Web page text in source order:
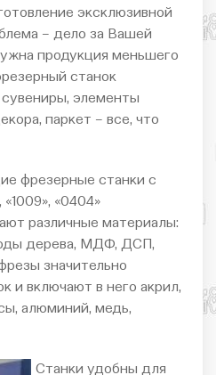
эксклюзивной
– дело за Вашей
продукция меньшего
станок
элементы
паркет – все, что
фрезерные станки с
«0404»
различные материалы:
дерева, МДФ, ДСП,
значительно
и включают в него акрил,
алюминий, медь,
Станки удобны для